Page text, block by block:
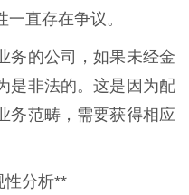
直存在争议。
务的公司，如果未经金
是非法的。这是因为配
务范畴，需要获得相应
性分析**